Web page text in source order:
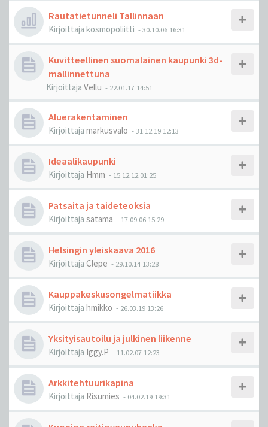
Rautatietunneli Tallinnaan
Kirjoittaja kosmopoliitti -30.10.06 16:31
Kuvitteellinen suomalainen kaupunki 3d-
mallinnettuna
Kirjoittaja Vellu - 22.01.17 14:51
Aluerakentaminen
Kirjoittaja markusvalo -31.12.19 12:13
Ideaalikaupunki
Kirjoittaja Hmm - 15.12.12 01:25
Patsaita ja taideteoksia
Kirjoittaja satama - 17.09.06 15:29
Helsingin yleiskaava 2016
Kirjoittaja Clepe - 29.10.14 13:28
Kauppakeskusongelmatiikka
Kirjoittaja hmikko - 26.03.19 13:26
Yksityisautoilu ja julkinen liikenne
Kirjoittaja Iggy.P - 11.02.07 12:23
Arkkitehtuurikapina
Kirjoittaja Risumies - 04.02.19 19:31